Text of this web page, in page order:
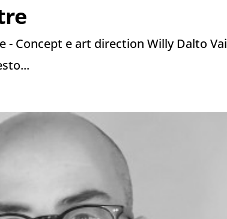
Concept e art direction Willy Dalto Vai